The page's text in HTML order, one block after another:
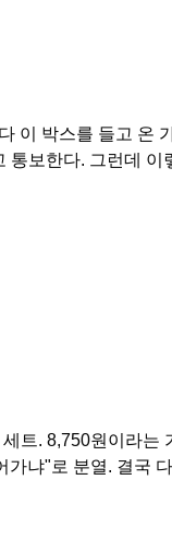
이 박스를 들고 온
보한다. 그런데
트. 8,750원이라는
냐"로 분열. 결국